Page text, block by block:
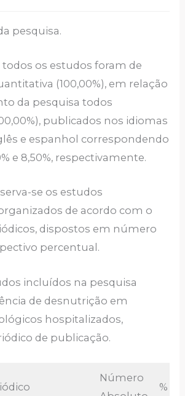
pesquisa.
todos os estudos foram de
(100,00%), em relação
da pesquisa todos
publicados nos idiomas
e espanhol correspondendo
e 8,50%, respectivamente.
se os estudos
de acordo com o
dispostos em número
percentual.
incluídos na pesquisa
de desnutrição em
hospitalizados,
de publicação.
Número
%